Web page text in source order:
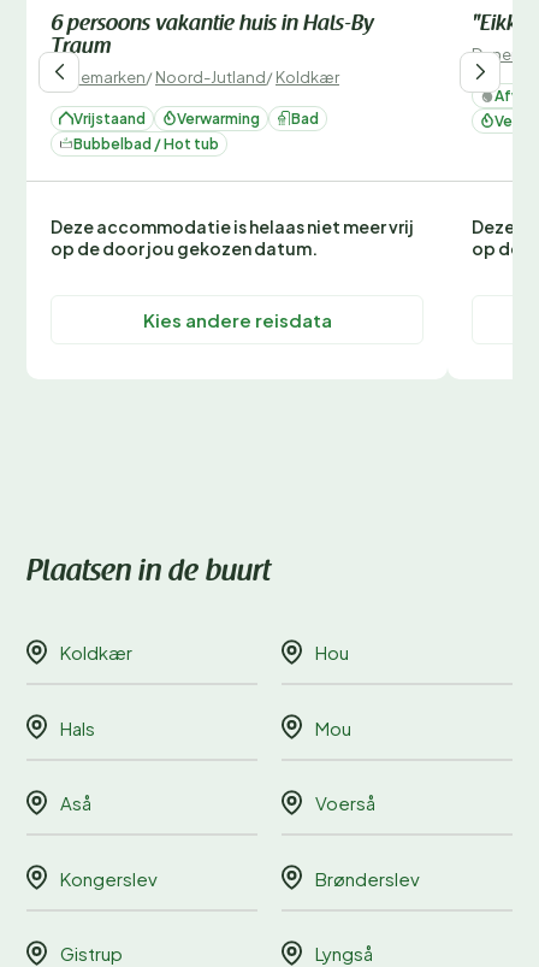
6 persoons vakantie huis in Hals-By
Traum
Denemarken/Noord-Jutland/Koldkær
Vrijstaand Verwarming
Bad
Bubbelbad / Hot tub
Deze accommodatie is helaas niet meer vrij
op de door jou gekozen datum.
Kies andere reisdata
Deze
op de
Plaatsen in de buurt
Koldkær Hou
Hals Mou
Aså Voerså
Kongerslev Brønderslev
Gistrup Lyngså